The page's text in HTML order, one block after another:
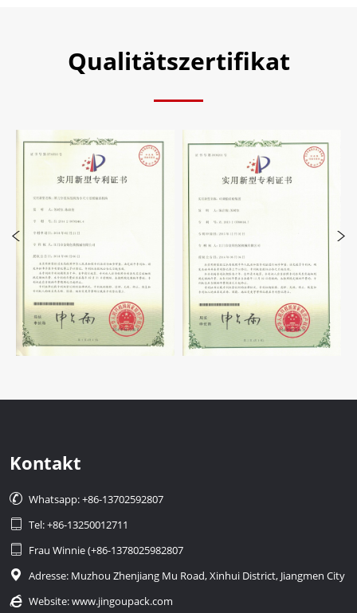
Qualitätszertifikat
Kontakt
 Whatsapp: +86-13702592807
 Tel: +86-13250012711
 Frau Winnie (+86-1378025982807
 Adresse: Muzhou Zhenjiang Mu Road, Xinhui District, Jiangmen City
 Website:www.jingoupack.com